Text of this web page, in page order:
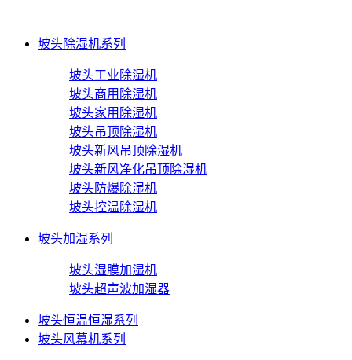
坡头除湿机系列
坡头工业除湿机
坡头商用除湿机
坡头家用除湿机
坡头吊顶除湿机
坡头新风吊顶除湿机
坡头新风净化吊顶除湿机
坡头防爆除湿机
坡头控温除湿机
坡头加湿系列
坡头湿膜加湿机
坡头超声波加湿器
坡头恒温恒湿系列
坡头风幕机系列